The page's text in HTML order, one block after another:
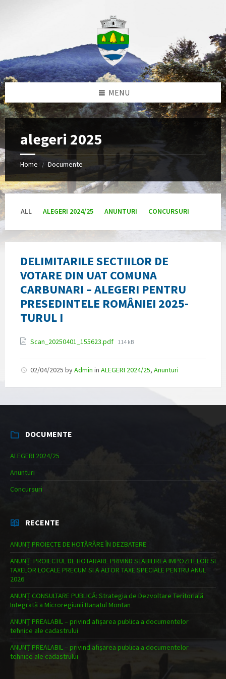
MENU
alegeri 2025
Home / Documente
ALL ALEGERI 2024/25 ANUNTURI CONCURSURI
DELIMITARILE SECTIILOR DE
VOTARE DIN UAT COMUNA
CARBUNARI – ALEGERI PENTRU
PRESEDINTELE ROMÂNIEI 2025-
TURUL I
Attachments
Scan_20250401_155623.pdf File
114 kB
02/04/2025 byAdmin in ALEGERI 2024/25, Anunturi
DOCUMENTE
ALEGERI 2024/25
Anunturi
Concursuri
RECENTE
ANUNȚ PROIECTE DE HOTĂRÂRE ÎN DEZBATERE
ANUNȚ: PROIECTUL DE HOTARARE PRIVIND STABILIREA IMPOZITELOR SI
TAXELOR LOCALE PRECUM SI A ALTOR TAXE SPECIALE PENTRU ANUL
2026
ANUNȚ CONSULTARE PUBLICĂ: Strategia de Dezvoltare Teritorială
Integrată a Microregiunii Banatul Montan
ANUNȚ PREALABIL – privind afișarea publica a documentelor
tehnice ale cadastrului
ANUNȚ PREALABIL – privind afișarea publica a documentelor
tehnice ale cadastrului